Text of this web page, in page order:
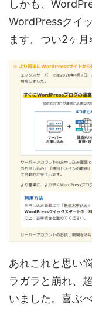
しかも、
WordPressクイ
ます。つい2ヶ月
あれこれと思い
ラガラと崩れ、
いました。喜ぶ